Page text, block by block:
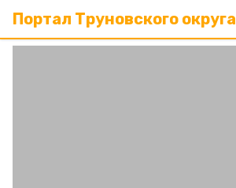
Портал Труновского округа